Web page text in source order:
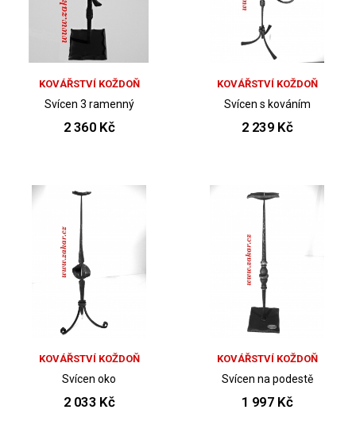
KOVÁŘSTVÍ KOŽDOŇ
Svícen 3 ramenný
2 360 Kč
KOVÁŘSTVÍ KOŽDOŇ
Svícen s kováním
2 239 Kč
KOVÁŘSTVÍ KOŽDOŇ
Svícen oko
2 033 Kč
KOVÁŘSTVÍ KOŽDOŇ
Svícen na podestě
1 997 Kč